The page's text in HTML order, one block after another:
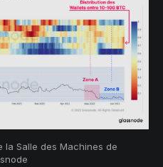
la Salle des Machines de